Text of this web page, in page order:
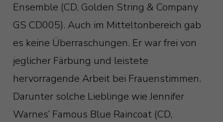
Ensemble (CD, Golden String & Company
GS CD005). Auch im Mitteltonbereich gab
es keine Überraschungen. Er war frei von
jeglicher Färbung und leistete
hervorragende Arbeit bei Frauenstimmen.
Darunter solche Lieblinge wie Jennifer
Warnes‘ Famous Blue Raincoat (CD,